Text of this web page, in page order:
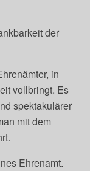
der
in
vollbringt. Es
spektakulärer
mit dem
Ehrenamt.